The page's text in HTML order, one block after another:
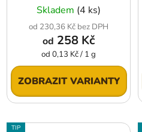
Skladem (4 ks)
od 230,36 Kč bez DPH
od 258 Kč
Měrná
cena:
od 0,13 Kč / 1 g
ZOBRAZIT VARIANTY
TIP